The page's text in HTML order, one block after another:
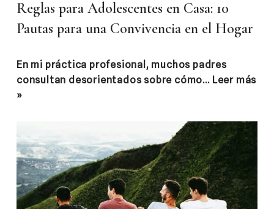
Reglas para Adolescentes en Casa: 10
Pautas para una Convivencia en el Hogar
En mi práctica profesional, muchos padres
consultan desorientados sobre cómo… Leer más
»